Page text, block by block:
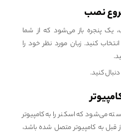
یک پنجره باز می‌شود که از شما
کنید. زبان مورد نظر خود را
کنید.
می‌شود که اسکنر را به کامپیوتر
قبل به کامپیوتر متصل شده باشد،